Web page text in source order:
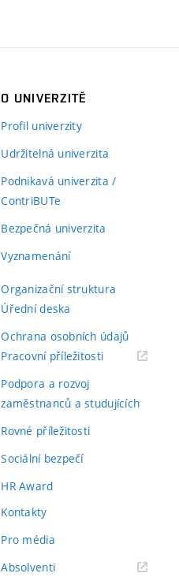
O UNIVERZITĚ
Profil univerzity
Udržitelná univerzita
Podnikavá univerzita /
ContriBUTe
Bezpečná univerzita
Vyznamenání
Organizační struktura
Úřední deska
Ochrana osobních údajů
Pracovní příležitosti(externí
Podpora a rozvoj
zaměstnanců a studujících
Rovné příležitosti
Sociální bezpečí
HR Award
Kontakty
Pro média
Absolventi(externí